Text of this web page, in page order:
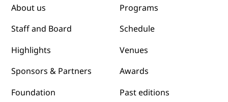
About us
Staff and Board
Highlights
Sponsors & Partners
Foundation
Programs
Schedule
Venues
Awards
Past editions